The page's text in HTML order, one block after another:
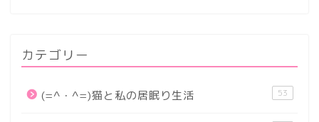
カテゴリー
(=^・^=)猫と私の居眠り生活 53